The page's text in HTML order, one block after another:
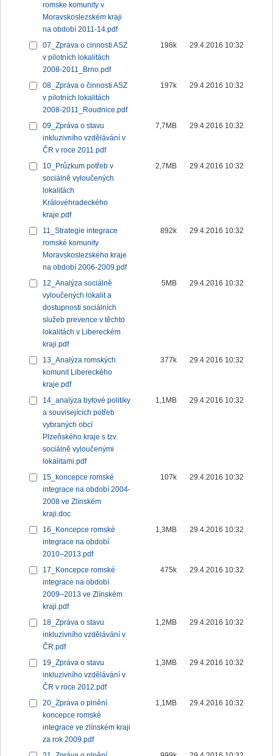
romske komunity v
Moravskoslezském kraji
na období 2011-14.pdf
07_Zprava o cinnosti ASZ
v pilotních lokalitách
2008-2011_Brno.pdf
198k 29.4.2016 10:32
08_Zpráva o činnosti ASZ
v pilotních lokalitách
2008-2011_Roudnice.pdf
197k 29.4.2016 10:32
09_Zpráva o stavu
inkluzivního vzdělávání v
ČR v roce 2011.pdf
7,7MB 29.4.2016 10:32
10_Průzkum potřeb v
sociálně vyloučených
lokalitách
Královéhradeckého
kraje.pdf
2,7MB 29.4.2016 10:32
11_Strategie integrace
romské komunity
Moravskoslezského kraje
na období 2006-2009.pdf
892k 29.4.2016 10:32
12_Analýza sociálně
vyloučených lokalit a
dostupnosti sociálních
služeb prevence v těchto
lokalitách v Libereckém
kraji.pdf
5MB 29.4.2016 10:32
13_Analýza romských
komunit Libereckého
kraje.pdf
377k 29.4.2016 10:32
14_analýza bytové politiky
a souvisejících potřeb
vybraných obcí
Plzeňského kraje s tzv.
sociálně vyloučenými
lokalitami.pdf
1,1MB 29.4.2016 10:32
15_koncepce romské
integrace na období 2004-
2008 ve Zlínském
kraji.doc
107k 29.4.2016 10:32
16_Koncepce romské
integrace na období
2010–2013.pdf
1,3MB 29.4.2016 10:32
17_Koncepce romské
integrace na období
2009–2013 ve Zlínském
kraji.pdf
475k 29.4.2016 10:32
18_Zpráva o stavu
inkluzivního vzdělávání v
ČR.pdf
1,2MB 29.4.2016 10:32
19_Zpráva o stavu
inkluzivního vzdělávání v
ČR v roce 2012.pdf
1,3MB 29.4.2016 10:32
20_Zpráva o plnění
koncepce romské
integrace ve zlínském kraji
za rok 2009.pdf
1,1MB 29.4.2016 10:32